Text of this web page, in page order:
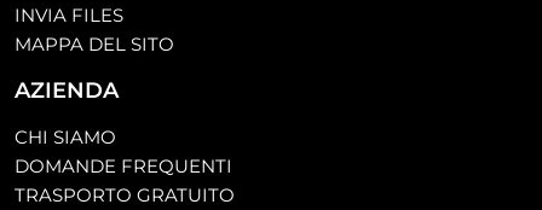
INVIA FILES
MAPPA DEL SITO
AZIENDA
CHI SIAMO
DOMANDE FREQUENTI
TRASPORTO GRATUITO